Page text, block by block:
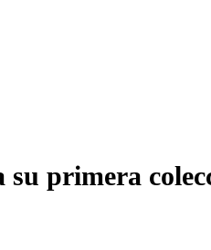
primera